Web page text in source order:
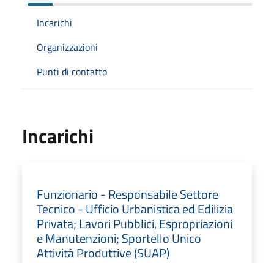
Incarichi
Organizzazioni
Punti di contatto
Incarichi
Funzionario - Responsabile Settore
Tecnico - Ufficio Urbanistica ed Edilizia
Privata; Lavori Pubblici, Espropriazioni
e Manutenzioni; Sportello Unico
Attività Produttive (SUAP)